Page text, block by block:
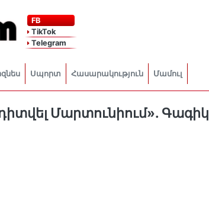
FB
TikTok
Telegram
Սպորտ Հասարակություն Մամուլ
Մարտունիում». Գագիկ